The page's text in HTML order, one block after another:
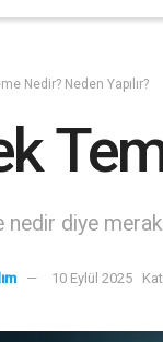
Nedir? Neden Yapılır?
diye
10 Eylül 2025